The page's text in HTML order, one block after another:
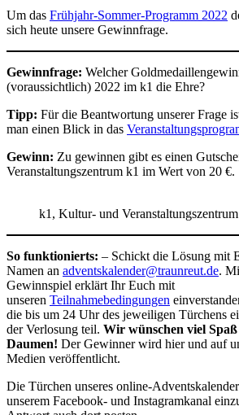
Um das Frühjahr-Sommer-Programm 2022
sich heute unsere Gewinnfrage.
Gewinnfrage: Welcher
(voraussichtlich) 2022 im k1 die Ehre?
Tipp: Für die Beantwortung unserer Frage
man einen Blick in das
Gewinn: Zu gewinnen gibt es einen
Veranstaltungszentrum k1 im Wert von 20 €.
k1, Kultur- und Veranstaltungszentrum
So funktionierts: – Schickt die Lösung mit
Namen an adventskalender@traunreut.de.
Gewinnspiel erklärt Ihr Euch mit
unseren Teilnahmebedingungen
die bis um 24 Uhr des jeweiligen Türchens
der Verlosung teil. Wir wünschen viel
Daumen! Der Gewinner wird hier und auf
Medien veröffentlicht.
Die Türchen unseres online-
unserem Facebook- und Instagramkanal